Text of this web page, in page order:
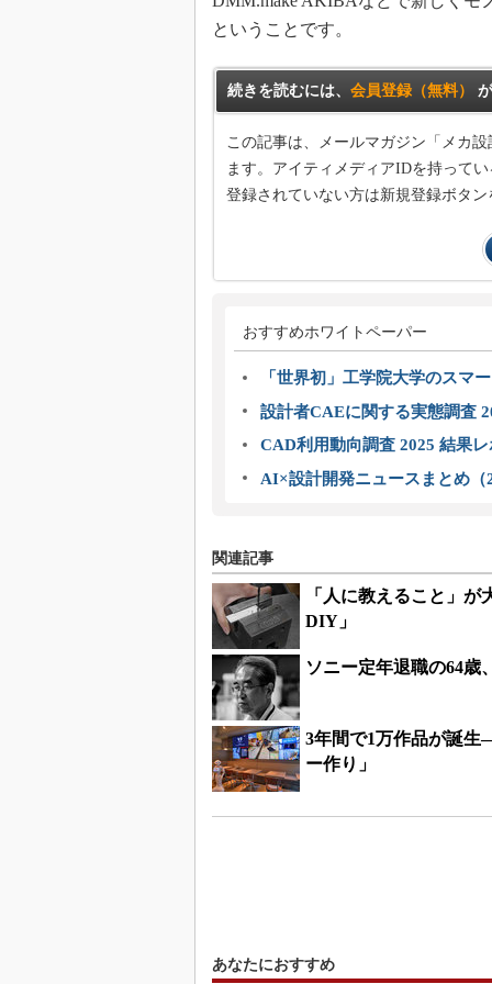
ということです。
続きを読むには、 会員登録（無料）
この記事は、メールマガジン「メカ
ます。アイティメディアIDを持って
登録されていない方は新規登録ボタ
おすすめホワイトペーパー
「世界初」工学院大学のスマ
設計者CAEに関する実態調査
CAD利用動向調査 2025 結果
AI×設計開発ニュースまとめ（
関連記事
「人に教えること」
DIY」
ソニー定年退職の64
3年間で1万作品が誕
ー作り」
あなたにおすすめ